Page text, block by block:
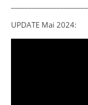
UPDATE Mai 2024: